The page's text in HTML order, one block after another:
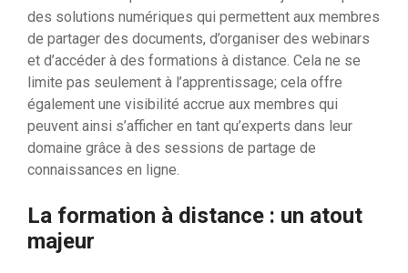
des solutions numériques qui permettent aux membres
de partager des documents, d’organiser des webinars
et d’accéder à des formations à distance. Cela ne se
limite pas seulement à l’apprentissage; cela offre
également une visibilité accrue aux membres qui
peuvent ainsi s’afficher en tant qu’experts dans leur
domaine grâce à des sessions de partage de
connaissances en ligne.
La formation à distance : un atout
majeur